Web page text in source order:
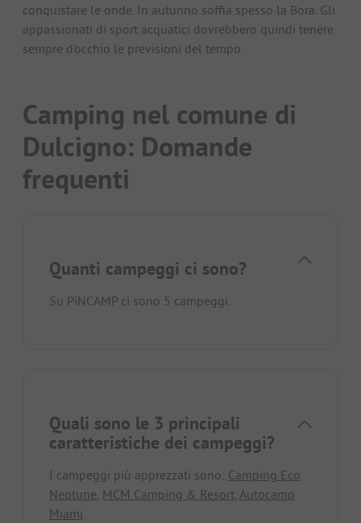
conquistare le onde. In autunno soffia spesso la Bora. Gli
appassionati di sport acquatici dovrebbero quindi tenere
sempre d'occhio le previsioni del tempo.
Camping nel comune di
Dulcigno: Domande
frequenti
Quanti campeggi ci sono?
Su PiNCAMP ci sono 5 campeggi.
Quali sono le 3 principali
caratteristiche dei campeggi?
I campeggi più apprezzati sono: Camping Eco
Neptune, MCM Camping & Resort, Autocamp
Miami.